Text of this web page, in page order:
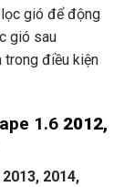
gió để động
gió sau
trong điều kiện
1.6 2012,
2014,